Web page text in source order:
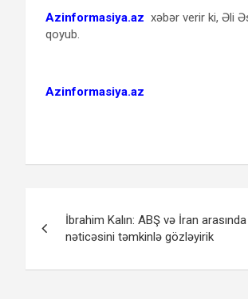
Azinformasiya.az xəbər verir ki, Əli
qoyub.
Azinformasiya.az
naviqasiyası
İbrahim Kalın: ABŞ və İran arasında
nəticəsini təmkinlə gözləyirik